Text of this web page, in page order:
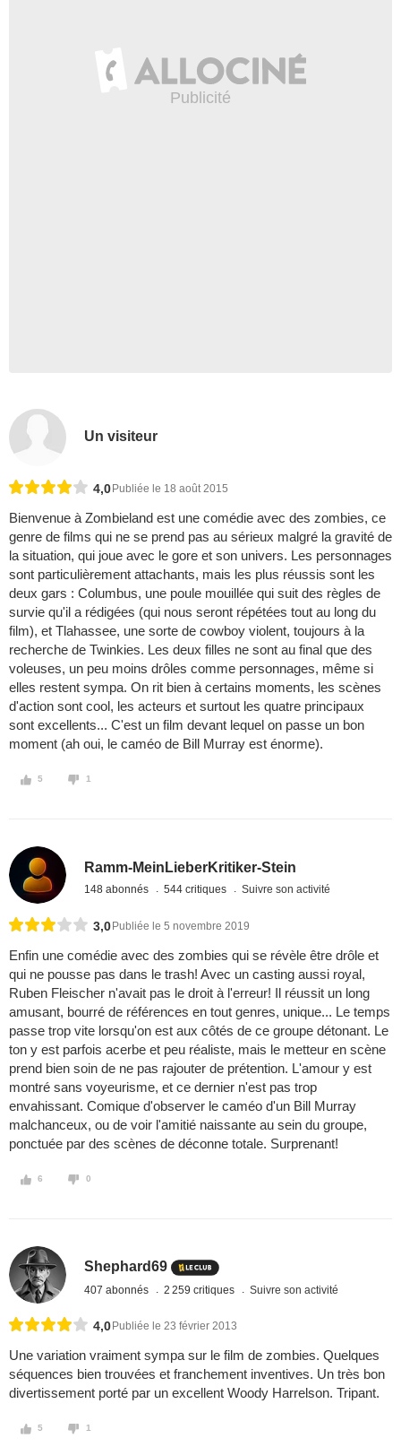
Un visiteur
4,0 Publiée le 18 août 2015
Bienvenue à Zombieland est une comédie avec des zombies, ce
genre de films qui ne se prend pas au sérieux malgré la gravité de
la situation, qui joue avec le gore et son univers. Les personnages
sont particulièrement attachants, mais les plus réussis sont les
deux gars : Columbus, une poule mouillée qui suit des règles de
survie qu'il a rédigées (qui nous seront répétées tout au long du
film), et Tlahassee, une sorte de cowboy violent, toujours à la
recherche de Twinkies. Les deux filles ne sont au final que des
voleuses, un peu moins drôles comme personnages, même si
elles restent sympa. On rit bien à certains moments, les scènes
d'action sont cool, les acteurs et surtout les quatre principaux
sont excellents... C'est un film devant lequel on passe un bon
moment (ah oui, le caméo de Bill Murray est énorme).
5 1
Ramm-MeinLieberKritiker-Stein
148 abonnés 544 critiques Suivre son activité
3,0 Publiée le 5 novembre 2019
Enfin une comédie avec des zombies qui se révèle être drôle et
qui ne pousse pas dans le trash! Avec un casting aussi royal,
Ruben Fleischer n'avait pas le droit à l'erreur! Il réussit un long
amusant, bourré de références en tout genres, unique... Le temps
passe trop vite lorsqu'on est aux côtés de ce groupe détonant. Le
ton y est parfois acerbe et peu réaliste, mais le metteur en scène
prend bien soin de ne pas rajouter de prétention. L'amour y est
montré sans voyeurisme, et ce dernier n'est pas trop
envahissant. Comique d'observer le caméo d'un Bill Murray
malchanceux, ou de voir l'amitié naissante au sein du groupe,
ponctuée par des scènes de déconne totale. Surprenant!
6 0
Shephard69
407 abonnés 2 259 critiques Suivre son activité
4,0 Publiée le 23 février 2013
Une variation vraiment sympa sur le film de zombies. Quelques
séquences bien trouvées et franchement inventives. Un très bon
divertissement porté par un excellent Woody Harrelson. Tripant.
5 1